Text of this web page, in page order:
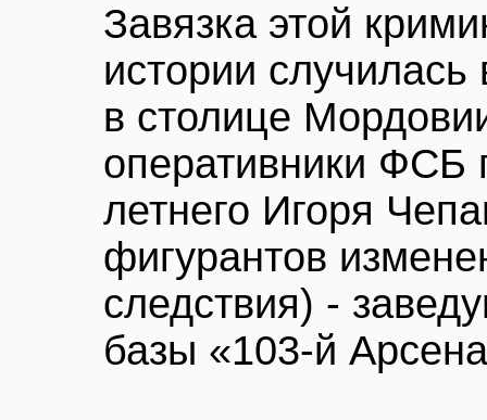
Завязка этой
истории
в столице
оперативники ФСБ
летнего Игоря
фигурантов
следствия) -
базы «103-й